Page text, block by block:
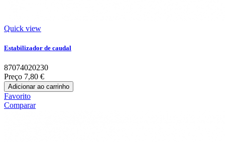
Quick view
Estabilizador de caudal
87074020230
Preço 7,80 €
Adicionar ao carrinho
Favorito
Comparar